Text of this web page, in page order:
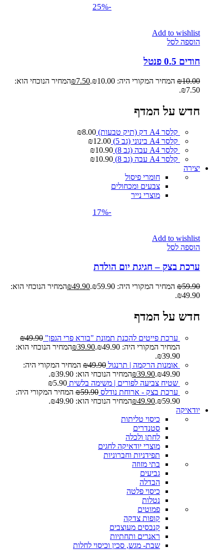
-25%
Add to wishlist
הוספה לסל
חודים 0.5 פנטל
₪10.00 המחיר המקורי היה: ₪10.00. ₪7.50
המחיר הנוכחי הוא:
₪7.50.
חדש על המדף
קלסר A4 דק (תיק טבעות) ₪8.00
קלסר A4 בינוני (גב 5)
₪12.00
קלסר A4 עבה (גב 8)
₪10.90
קלסר A4 עבה (גב 8)
₪10.90
יצירה
חומרי פיסול
צבעים ומכחולים
מוצרי נייר
-17%
Add to wishlist
הוספה לסל
ערכת בצק – חגיגת יום הולדת
₪59.90 המחיר המקורי היה: ₪59.90. ₪49.90
המחיר הנוכחי הוא:
₪49.90.
חדש על המדף
ערכת פייטים להכנת תמונת "בורא פרי הגפן" ₪49.90
המחיר המקורי היה: ₪49.90.
₪39.90
המחיר הנוכחי הוא:
₪39.90.
אומנות הרקמה | תרנגול
₪49.90
המחיר המקורי היה:
₪49.90.
₪39.90
המחיר הנוכחי הוא: ₪39.90.
שטיח צביעה לפורים | משימה בלשית
₪5.90
ערכת בצק - ארוחת נודלס
₪59.90
המחיר המקורי היה:
₪59.90.
₪49.90
המחיר הנוכחי הוא: ₪49.90.
יודאיקה
כיסוי טליתות
סטנדרים
לחתן ולכלה
מוצרי יודאיקה לחגים
תפידניות וחברוניות
בתי מזוזה
גביעים
הבדלה
כיסוי פלטה
נטלות
פמוטים
קופות צדקה
קנבסים מעוצבים
ראנרים ותחתיות
שבת- מגש, סכין וכיסוי לחלות